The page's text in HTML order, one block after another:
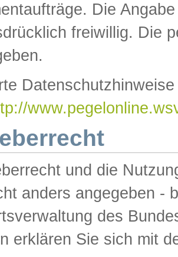
Die
freiwillig. Die
und die
anders angegeben -
des
erklären Sie sich mit